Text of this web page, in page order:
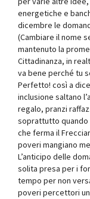
energetiche e
dicembre le
(Cambiare il nome
mantenuto la
Cittadinanza, in
va bene perché tu
Perfetto! così a
inclusione saltano
regalo, pranzi
soprattutto quando
che ferma il
poveri mangiano
L’anticipo delle
solita presa per i
tempo per non
poveri percettori